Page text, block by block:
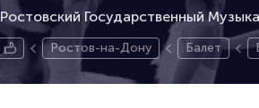
Ростовский Государственный
Ростов-на-Дону Балет